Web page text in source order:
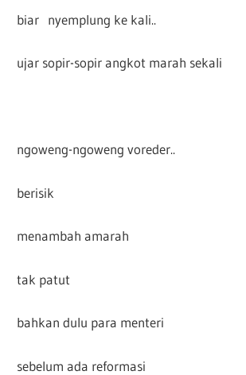
biar nyemplung ke kali..
ujar sopir-sopir angkot marah sekali
ngoweng-ngoweng voreder..
berisik
menambah amarah
tak patut
bahkan dulu para menteri
sebelum ada reformasi